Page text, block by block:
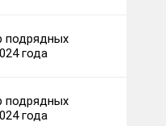
подрядных
года
подрядных
года